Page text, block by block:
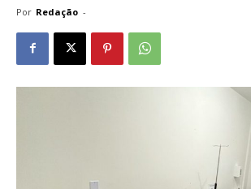
Por Redação -